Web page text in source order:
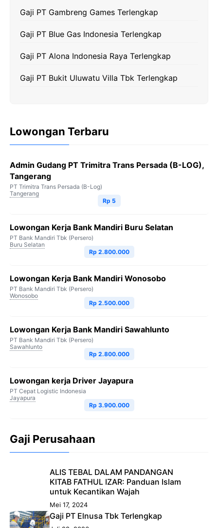
k
m
p
k
Gaji PT Gambreng Games Terlengkap
Gaji PT Blue Gas Indonesia Terlengkap
Gaji PT Alona Indonesia Raya Terlengkap
Gaji PT Bukit Uluwatu Villa Tbk Terlengkap
Lowongan Terbaru
Admin Gudang PT Trimitra Trans Persada (B-LOG),
Tangerang
PT Trimitra Trans Persada (B-Log)
Tangerang
Rp 5
Lowongan Kerja Bank Mandiri Buru Selatan
PT Bank Mandiri Tbk (Persero)
Buru Selatan
Rp 2.800.000
Lowongan Kerja Bank Mandiri Wonosobo
PT Bank Mandiri Tbk (Persero)
Wonosobo
Rp 2.500.000
Lowongan Kerja Bank Mandiri Sawahlunto
PT Bank Mandiri Tbk (Persero)
Sawahlunto
Rp 2.800.000
Lowongan kerja Driver Jayapura
PT Cepat Logistic Indonesia
Jayapura
Rp 3.900.000
Gaji Perusahaan
ALIS TEBAL DALAM PANDANGAN
KITAB FATHUL IZAR: Panduan Islam
untuk Kecantikan Wajah
Mei 17, 2024
Gaji PT Elnusa Tbk Terlengkap